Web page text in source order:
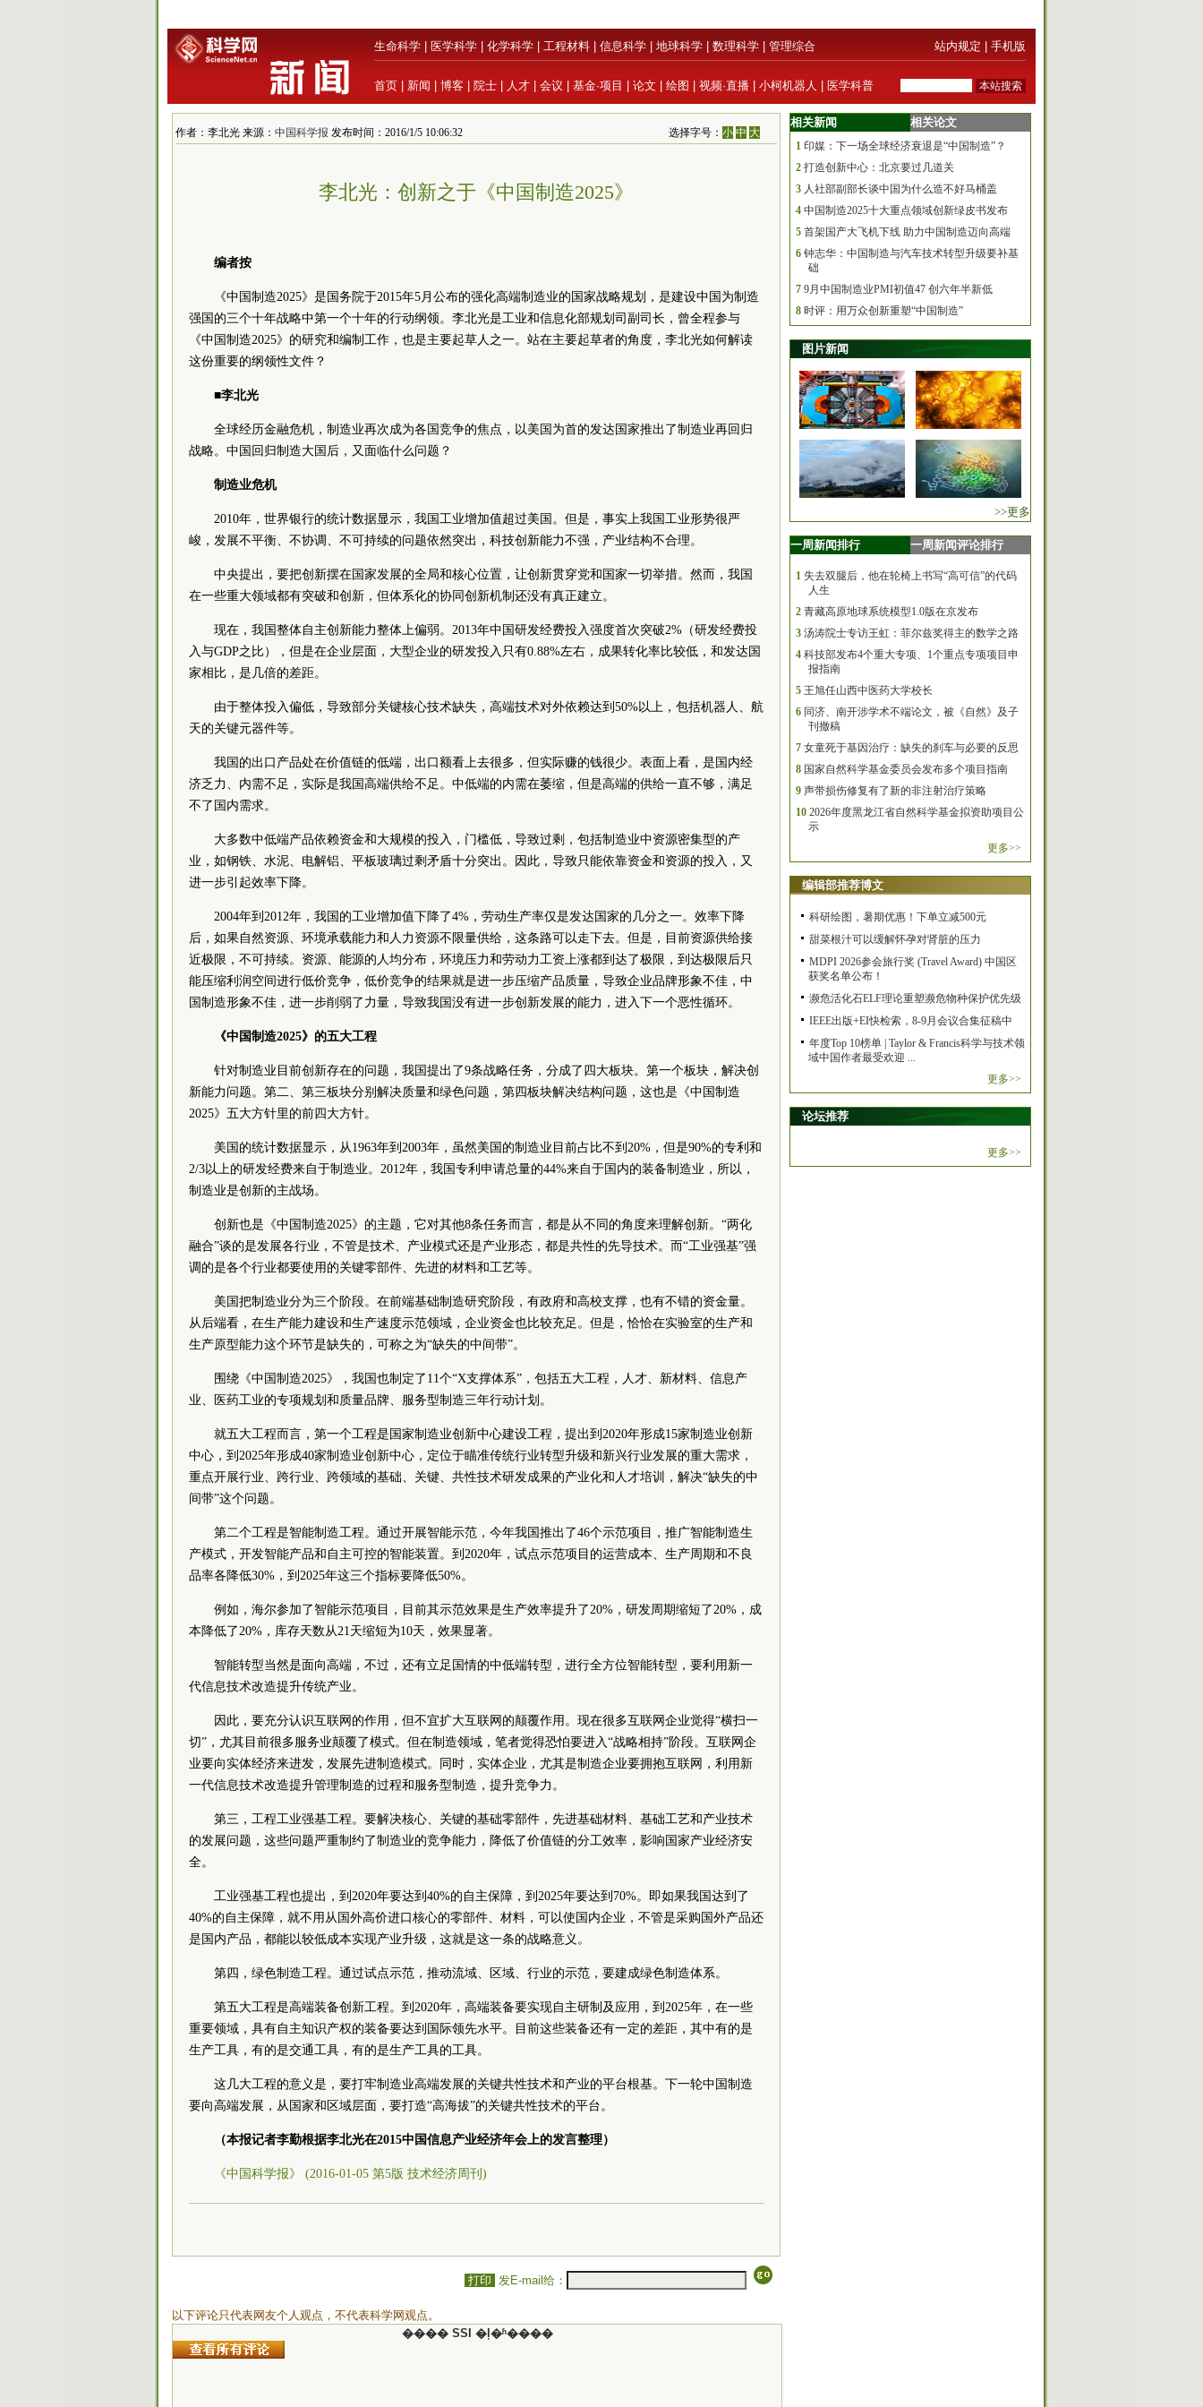
生命科学 医学科学 化学科学 工程材料 信息科学 地球科学 数理科学 管理综合 站内规定 手机版
首页 新闻 博客 院士 人才 会议 基金·项目 论文 绘图 视频·直播 小柯机器人 医学科普
作者：李北光 来源： 中国科学报 发布时间：2016/1/5 10:06:32 选择字号：小 中 大
李北光：创新之于《中国制造2025》
编者按
《中国制造2025》是国务院于2015年5月公布的强化高端制造业的国家战略规划，是建设中国为制造
强国的三个十年战略中第一个十年的行动纲领。李北光是工业和信息化部规划司副司长，曾全程参与
《中国制造2025》的研究和编制工作，也是主要起草人之一。站在主要起草者的角度，李北光如何解读
这份重要的纲领性文件？
■李北光
全球经历金融危机，制造业再次成为各国竞争的焦点，以美国为首的发达国家推出了制造业再回归
战略。中国回归制造大国后，又面临什么问题？
制造业危机
2010年，世界银行的统计数据显示，我国工业增加值超过美国。但是，事实上我国工业形势很严
峻，发展不平衡、不协调、不可持续的问题依然突出，科技创新能力不强，产业结构不合理。
中央提出，要把创新摆在国家发展的全局和核心位置，让创新贯穿党和国家一切举措。然而，我国
在一些重大领域都有突破和创新，但体系化的协同创新机制还没有真正建立。
现在，我国整体自主创新能力整体上偏弱。2013年中国研发经费投入强度首次突破2%（研发经费投
入与GDP之比），但是在企业层面，大型企业的研发投入只有0.88%左右，成果转化率比较低，和发达国
家相比，是几倍的差距。
由于整体投入偏低，导致部分关键核心技术缺失，高端技术对外依赖达到50%以上，包括机器人、航
天的关键元器件等。
我国的出口产品处在价值链的低端，出口额看上去很多，但实际赚的钱很少。表面上看，是国内经
济乏力、内需不足，实际是我国高端供给不足。中低端的内需在萎缩，但是高端的供给一直不够，满足
不了国内需求。
大多数中低端产品依赖资金和大规模的投入，门槛低，导致过剩，包括制造业中资源密集型的产
业，如钢铁、水泥、电解铝、平板玻璃过剩矛盾十分突出。因此，导致只能依靠资金和资源的投入，又
进一步引起效率下降。
2004年到2012年，我国的工业增加值下降了4%，劳动生产率仅是发达国家的几分之一。效率下降
后，如果自然资源、环境承载能力和人力资源不限量供给，这条路可以走下去。但是，目前资源供给接
近极限，不可持续。资源、能源的人均分布，环境压力和劳动力工资上涨都到达了极限，到达极限后只
能压缩利润空间进行低价竞争，低价竞争的结果就是进一步压缩产品质量，导致企业品牌形象不佳，中
国制造形象不佳，进一步削弱了力量，导致我国没有进一步创新发展的能力，进入下一个恶性循环。
《中国制造2025》的五大工程
针对制造业目前创新存在的问题，我国提出了9条战略任务，分成了四大板块。第一个板块，解决创
新能力问题。第二、第三板块分别解决质量和绿色问题，第四板块解决结构问题，这也是《中国制造
2025》五大方针里的前四大方针。
美国的统计数据显示，从1963年到2003年，虽然美国的制造业目前占比不到20%，但是90%的专利和
2/3以上的研发经费来自于制造业。2012年，我国专利申请总量的44%来自于国内的装备制造业，所以，
制造业是创新的主战场。
创新也是《中国制造2025》的主题，它对其他8条任务而言，都是从不同的角度来理解创新。“两化
融合”谈的是发展各行业，不管是技术、产业模式还是产业形态，都是共性的先导技术。而“工业强基”强
调的是各个行业都要使用的关键零部件、先进的材料和工艺等。
美国把制造业分为三个阶段。在前端基础制造研究阶段，有政府和高校支撑，也有不错的资金量。
从后端看，在生产能力建设和生产速度示范领域，企业资金也比较充足。但是，恰恰在实验室的生产和
生产原型能力这个环节是缺失的，可称之为“缺失的中间带”。
围绕《中国制造2025》，我国也制定了11个“X支撑体系”，包括五大工程，人才、新材料、信息产
业、医药工业的专项规划和质量品牌、服务型制造三年行动计划。
就五大工程而言，第一个工程是国家制造业创新中心建设工程，提出到2020年形成15家制造业创新
中心，到2025年形成40家制造业创新中心，定位于瞄准传统行业转型升级和新兴行业发展的重大需求，
重点开展行业、跨行业、跨领域的基础、关键、共性技术研发成果的产业化和人才培训，解决“缺失的中
间带”这个问题。
第二个工程是智能制造工程。通过开展智能示范，今年我国推出了46个示范项目，推广智能制造生
产模式，开发智能产品和自主可控的智能装置。到2020年，试点示范项目的运营成本、生产周期和不良
品率各降低30%，到2025年这三个指标要降低50%。
例如，海尔参加了智能示范项目，目前其示范效果是生产效率提升了20%，研发周期缩短了20%，成
本降低了20%，库存天数从21天缩短为10天，效果显著。
智能转型当然是面向高端，不过，还有立足国情的中低端转型，进行全方位智能转型，要利用新一
代信息技术改造提升传统产业。
因此，要充分认识互联网的作用，但不宜扩大互联网的颠覆作用。现在很多互联网企业觉得“横扫一
切”，尤其目前很多服务业颠覆了模式。但在制造领域，笔者觉得恐怕要进入“战略相持”阶段。互联网企
业要向实体经济来进发，发展先进制造模式。同时，实体企业，尤其是制造企业要拥抱互联网，利用新
一代信息技术改造提升管理制造的过程和服务型制造，提升竞争力。
第三，工程工业强基工程。要解决核心、关键的基础零部件，先进基础材料、基础工艺和产业技术
的发展问题，这些问题严重制约了制造业的竞争能力，降低了价值链的分工效率，影响国家产业经济安
全。
工业强基工程也提出，到2020年要达到40%的自主保障，到2025年要达到70%。即如果我国达到了
40%的自主保障，就不用从国外高价进口核心的零部件、材料，可以使国内企业，不管是采购国外产品还
是国内产品，都能以较低成本实现产业升级，这就是这一条的战略意义。
第四，绿色制造工程。通过试点示范，推动流域、区域、行业的示范，要建成绿色制造体系。
第五大工程是高端装备创新工程。到2020年，高端装备要实现自主研制及应用，到2025年，在一些
重要领域，具有自主知识产权的装备要达到国际领先水平。目前这些装备还有一定的差距，其中有的是
生产工具，有的是交通工具，有的是生产工具的工具。
这几大工程的意义是，要打牢制造业高端发展的关键共性技术和产业的平台根基。下一轮中国制造
要向高端发展，从国家和区域层面，要打造“高海拔”的关键共性技术的平台。
（本报记者李勤根据李北光在2015中国信息产业经济年会上的发言整理）
《中国科学报》 (2016-01-05 第5版 技术经济周刊)
打印 发E-mail给：
以下评论只代表网友个人观点，不代表科学网观点。
���� SSI �ļ�ʱ����
相关新闻 相关论文
1 印媒：下一场全球经济衰退是“中国制造”？
2 打造创新中心：北京要过几道关
3 人社部副部长谈中国为什么造不好马桶盖
4 中国制造2025十大重点领域创新绿皮书发布
5 首架国产大飞机下线 助力中国制造迈向高端
6 钟志华：中国制造与汽车技术转型升级要补基
础
7 9月中国制造业PMI初值47 创六年半新低
8 时评：用万众创新重塑“中国制造”
图片新闻
>>更多
一周新闻排行 一周新闻评论排行
1 失去双腿后，他在轮椅上书写“高可信”的代码
人生
2 青藏高原地球系统模型1.0版在京发布
3 汤涛院士专访王虹：菲尔兹奖得主的数学之路
4 科技部发布4个重大专项、1个重点专项项目申
报指南
5 王旭任山西中医药大学校长
6 同济、南开涉学术不端论文，被《自然》及子
刊撤稿
7 女童死于基因治疗：缺失的刹车与必要的反思
8 国家自然科学基金委员会发布多个项目指南
9 声带损伤修复有了新的非注射治疗策略
10 2026年度黑龙江省自然科学基金拟资助项目公
示
更多>>
编辑部推荐博文
科研绘图，暑期优惠！下单立减500元
甜菜根汁可以缓解怀孕对肾脏的压力
MDPI 2026参会旅行奖 (Travel Award) 中国区
获奖名单公布！
濒危活化石ELF理论重塑濒危物种保护优先级
IEEE出版+EI快检索，8-9月会议合集征稿中
年度Top 10榜单 | Taylor & Francis科学与技术领
域中国作者最受欢迎 ...
更多>>
论坛推荐
更多>>